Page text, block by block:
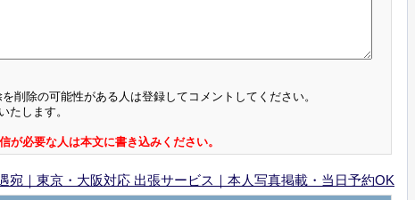
削除の可能性がある人は登録してコメントしてください。
たします。
が必要な人は本文に書き込みください。
宛｜東京・大阪対応 出張サービス｜本人写真掲載・当日予約OK